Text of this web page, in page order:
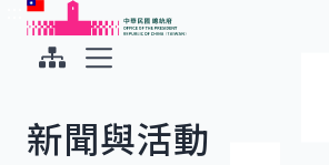
跳到主要內容
中華民國總統府
新聞與活動